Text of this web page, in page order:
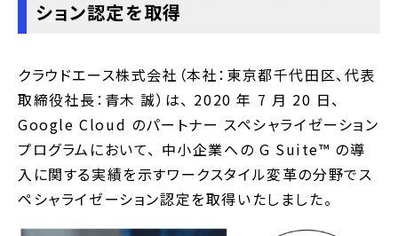
ション認定を取得
クラウドエース株式会社（本社：東京都千代田区、代表
取締役社長：青木 誠）は、 2020 年 7 月 20 日、
Google Cloud のパートナー スペシャライゼーション
プログラムにおいて、 中小企業への G Suite™️ の導
入に関する実績を示すワークスタイル変革の分野でス
ペシャライゼーション認定を取得いたしました。